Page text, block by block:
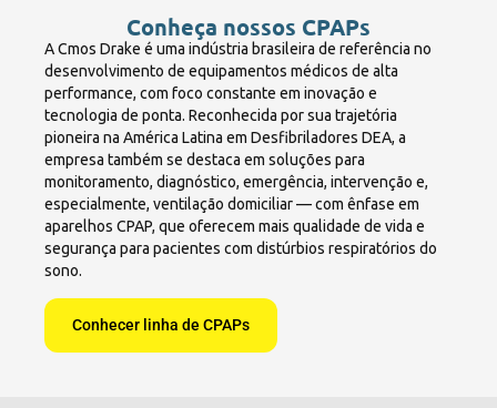
Conheça nossos CPAPs
A Cmos Drake é uma indústria brasileira de referência no
desenvolvimento de equipamentos médicos de alta
performance, com foco constante em inovação e
tecnologia de ponta. Reconhecida por sua trajetória
pioneira na América Latina em Desfibriladores DEA, a
empresa também se destaca em soluções para
monitoramento, diagnóstico, emergência, intervenção e,
especialmente, ventilação domiciliar — com ênfase em
aparelhos CPAP, que oferecem mais qualidade de vida e
segurança para pacientes com distúrbios respiratórios do
sono.
Conhecer linha de CPAPs